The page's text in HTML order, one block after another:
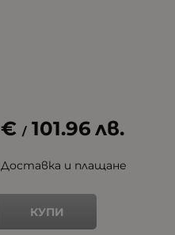
€ / 101.96 лв.
Доставка и плащане
КУПИ